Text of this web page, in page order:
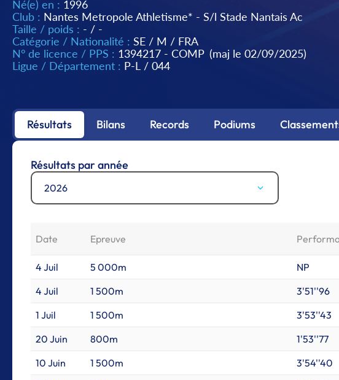
Né(e) en : 1996
Club : Nantes Metropole Athletisme* - S/l Stade Nantais Ac
Taille / poids : - / -
Catégorie / Nationalité : SE / M / FRA
N° de licence / PPS : 1394217 - COMP (maj le 02/09/2025)
Ligue / Département : P-L / 044
Résultats Bilans Records Podiums
Résultats par année
2026
Date Epreuve
4 Juil 5 000m NP
4 Juil
1 500m 3'51''96
1 Juil
1 500m 3'53''43
20 Juin
800m 1'53''77
10 Juin
1 500m 3'54''40